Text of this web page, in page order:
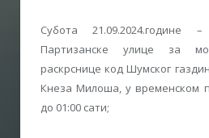
Субота 21.09.2024.године
Партизанске улице за
раскрснице код Шумског
Кнеза Милоша, у временском
до 01:00 сати;